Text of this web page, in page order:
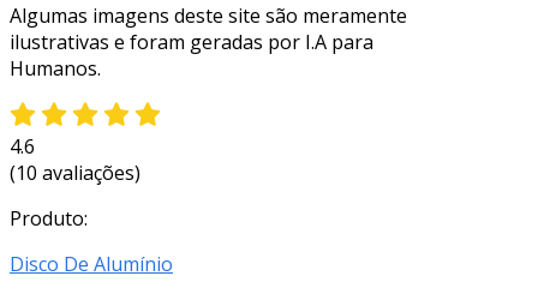
Algumas imagens deste site são meramente
ilustrativas e foram geradas por I.A para
Humanos.
4.6
(10 avaliações)
Produto:
Disco De Alumínio